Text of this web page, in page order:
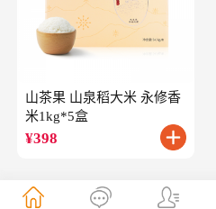
山茶果 山泉稻大米 永修香
米1kg*5盒
¥398